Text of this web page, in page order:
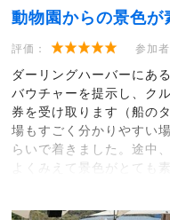
動物園からの景色が
評価： 参加者
ダーリングハーバーにあ
バウチャーを提示し、ク
券を受け取ります（船の
場もすごく分かりやすい
らいで着きました。途中
よくみえて景色がとても